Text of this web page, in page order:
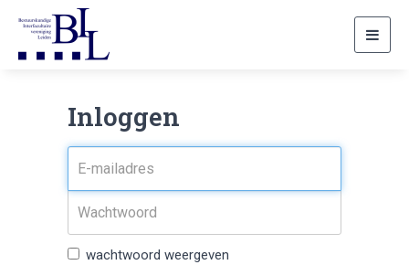
Inloggen
wachtwoord weergeven